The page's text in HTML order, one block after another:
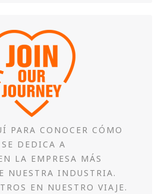
PARA CONOCER CÓMO
DEDICA A
LA EMPRESA MÁS
NUESTRA INDUSTRIA.
EN NUESTRO VIAJE.